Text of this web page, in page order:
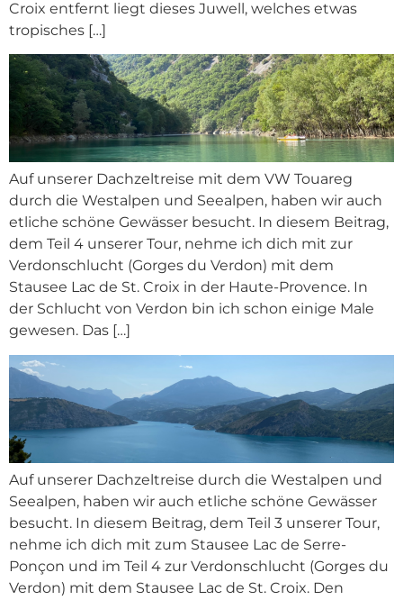
Croix entfernt liegt dieses Juwell, welches etwas
tropisches […]
Auf unserer Dachzeltreise mit dem VW Touareg
durch die Westalpen und Seealpen, haben wir auch
etliche schöne Gewässer besucht. In diesem Beitrag,
dem Teil 4 unserer Tour, nehme ich dich mit zur
Verdonschlucht (Gorges du Verdon) mit dem
Stausee Lac de St. Croix in der Haute-Provence. In
der Schlucht von Verdon bin ich schon einige Male
gewesen. Das […]
Auf unserer Dachzeltreise durch die Westalpen und
Seealpen, haben wir auch etliche schöne Gewässer
besucht. In diesem Beitrag, dem Teil 3 unserer Tour,
nehme ich dich mit zum Stausee Lac de Serre-
Ponçon und im Teil 4 zur Verdonschlucht (Gorges du
Verdon) mit dem Stausee Lac de St. Croix. Den